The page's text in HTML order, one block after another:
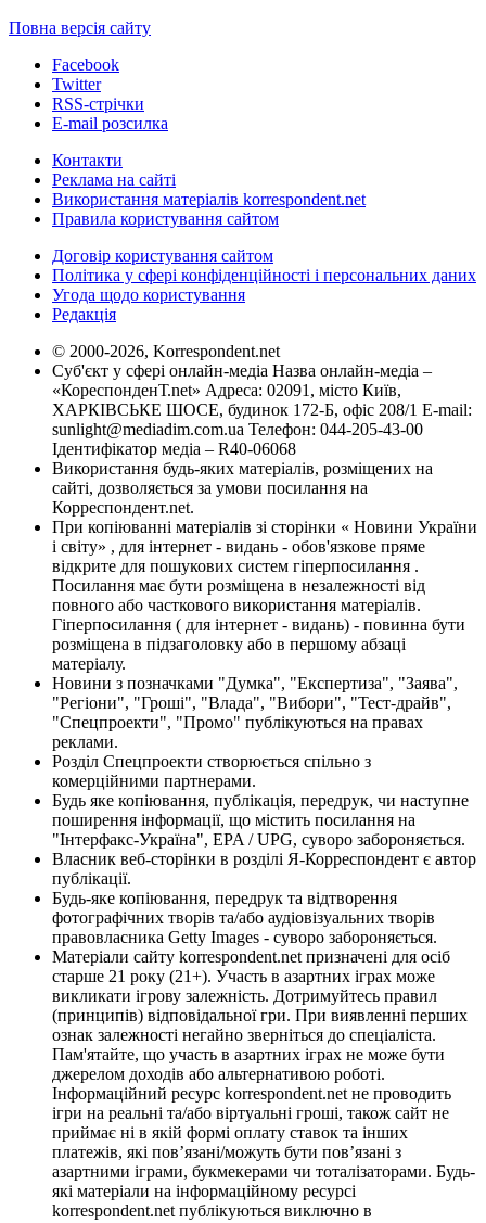
Повна версія сайту
Facebook
Twitter
RSS-стрічки
E-mail розсилка
Контакти
Реклама на сайті
Використання матеріалів korrespondent.net
Правила користування сайтом
Договір користування сайтом
Політика у сфері конфіденційності і персональних даних
Угода щодо користування
Редакція
© 2000-2026, Korrespondent.net
Суб'єкт у сфері онлайн-медіа Назва онлайн-медіа –
«КореспонденТ.net» Адреса: 02091, місто Київ,
ХАРКІВСЬКЕ ШОСЕ, будинок 172-Б, офіс 208/1 E-mail:
sunlight@mediadim.com.ua Телефон: 044-205-43-00
Ідентифікатор медіа – R40-06068
Використання будь-яких матеріалів, розміщених на
сайті, дозволяється за умови посилання на
Корреспондент.net.
При копіюванні матеріалів зі сторінки « Новини України
і світу» , для інтернет - видань - обов'язкове пряме
відкрите для пошукових систем гіперпосилання .
Посилання має бути розміщена в незалежності від
повного або часткового використання матеріалів.
Гіперпосилання ( для інтернет - видань) - повинна бути
розміщена в підзаголовку або в першому абзаці
матеріалу.
Новини з позначками "Думка", "Експертиза", "Заява",
"Регіони", "Гроші", "Влада", "Вибори", "Тест-драйв",
"Спецпроекти", "Промо" публікуються на правах
реклами.
Розділ Спецпроекти створюється спільно з
комерційними партнерами.
Будь яке копіювання, публікація, передрук, чи наступне
поширення інформації, що містить посилання на
"Інтерфакс-Україна", EPA / UPG, суворо забороняється.
Власник веб-сторінки в розділі Я-Корреспондент є автор
публікації.
Будь-яке копіювання, передрук та відтворення
фотографічних творів та/або аудіовізуальних творів
правовласника Getty Images - суворо забороняється.
Матеріали сайту korrespondent.net призначені для осіб
старше 21 року (21+). Участь в азартних іграх може
викликати ігрову залежність. Дотримуйтесь правил
(принципів) відповідальної гри. При виявленні перших
ознак залежності негайно зверніться до спеціаліста.
Пам'ятайте, що участь в азартних іграх не може бути
джерелом доходів або альтернативою роботі.
Інформаційний ресурс korrespondent.net не проводить
ігри на реальні та/або віртуальні гроші, також сайт не
приймає ні в якій формі оплату ставок та інших
платежів, які пов’язані/можуть бути пов’язані з
азартними іграми, букмекерами чи тоталізаторами. Будь-
які матеріали на інформаційному ресурсі
korrespondent.net публікуються виключно в